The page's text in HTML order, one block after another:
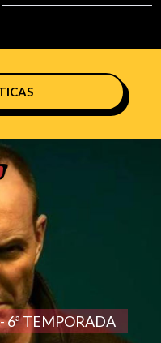
6ª TEMPORADA